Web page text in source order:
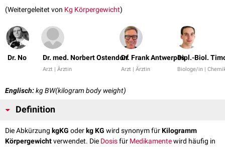
(Weitergeleitet von Kg Körpergewicht)
Dr. No Dr. med. Norbert Ostendorf
Arzt | Ärztin
Dr. Frank Antwerpes
Arzt | Ärztin
Dipl.-Biol.
Biologe/in |
Englisch:kg BW(kilogram body weight)
Definition
Die Abkürzung kgKG oderkg KG wird synonym fürKilogramm
Körpergewichtverwendet. Die Dosisfür Medikamentewird häufig in